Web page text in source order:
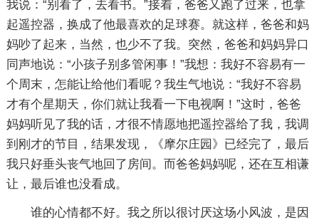
我说：“别看了，去看书。”接着，爸爸又跑了过来，也拿
起遥控器，换成了他最喜欢的足球赛。就这样，爸爸和妈
妈吵了起来，当然，也少不了我。突然，爸爸和妈妈异口
同声地说：“小孩子别多管闲事！”我想：我好不容易有一
个周末，怎能让给他们看呢？我生气地说：“我好不容易
才有个星期天，你们就让我看一下电视啊！”这时，爸爸
妈妈听见了我的话，才很不情愿地把遥控器给了我，我调
到刚才的节目，结果发现，《摩尔庄园》已经完了，最后
我只好垂头丧气地回了房间。而爸爸妈妈呢，还在互相谦
让，最后谁也没看成。
谁的心情都不好。我之所以很讨厌这场小风波，是因